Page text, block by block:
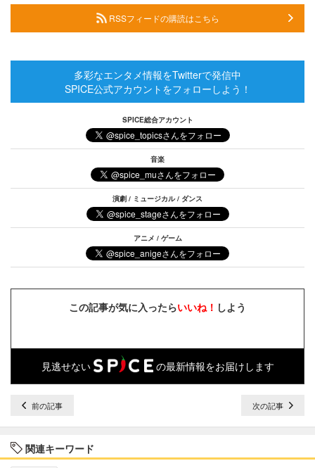
RSSフィードの購読はこちら
多彩なエンタメ情報をTwitterで発信中
SPICE公式アカウントをフォローしよう！
SPICE総合アカウント
音楽
演劇 / ミュージカル / ダンス
アニメ / ゲーム
この記事が気に入ったらいいね！ しよう
見逃せない の最新情報をお届けします
前の記事 次の記事
関連キーワード